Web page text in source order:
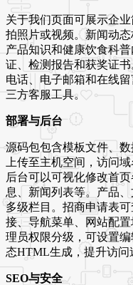
关于我们页面可展示企
拍照片或视频。新闻动
产品知识和健康饮食科
证、检测报告和获奖证
电话、电子邮箱和在线
三方客服工具。
部署与后台
源码包包含模板文件、数
上传至主机空间，访问
后台可以可视化修改首
息、新闻列表等。产品
多级栏目。招商申请表
接、导航菜单、网站配
理员权限分级，可设置
态HTML生成，提升访问
SEO与安全